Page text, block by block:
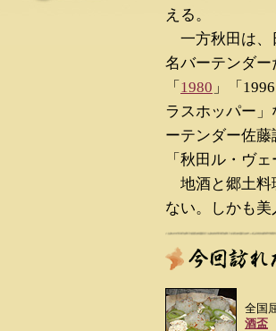
える。
一方秋田は、
名バーテンダ
「 1980 」「
ラスホッパー
ーテンダー佐
「秋田ル・ヴ
地酒と郷土料
ない。しかも
全国
酒盃